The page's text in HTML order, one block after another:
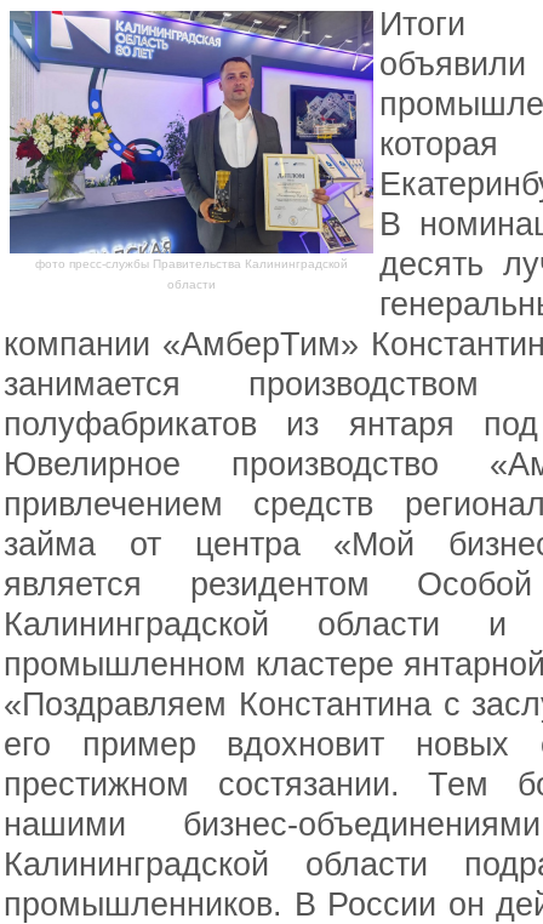
фото пресс-службы Правительства Калининградской
области
Итоги
В
десять
компании «АмберТим»
занимается
полуфабрикатов из янтаря
Ювелирное производство
привлечением средств
займа от центра «Мой
является резидентом
Калининградской области
промышленном кластере
«Поздравляем Константина с
его пример вдохновит новых
престижном состязании. Тем
нашими бизнес-
Калининградской области
промышленников. В России он